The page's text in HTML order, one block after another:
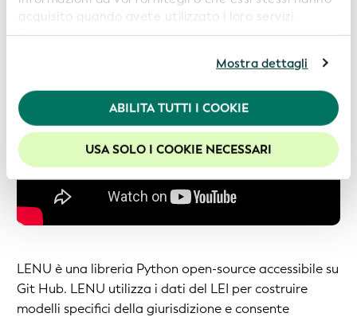
acquisito quando avete utilizzato i loro servizi.
Continuando a utilizzare il nostro sito web,
informazioni, siete pregati di consultare la nostra
Politica in materia di privacy.
Per usufruire della migliore esperienza sul nostro sito
web, consigliamo di lasciare i cookie abilitati.
Mostra dettagli
ABILITA TUTTI I COOKIE
USA SOLO I COOKIE NECESSARI
LENU è una libreria Python open-source accessibile su
Git Hub. LENU utilizza i dati del LEI per costruire
modelli specifici della giurisdizione e consente